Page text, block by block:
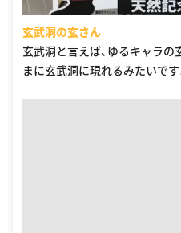
玄武洞の玄さん
玄武洞と言えば、ゆるキャラ
まに玄武洞に現れるみたいです